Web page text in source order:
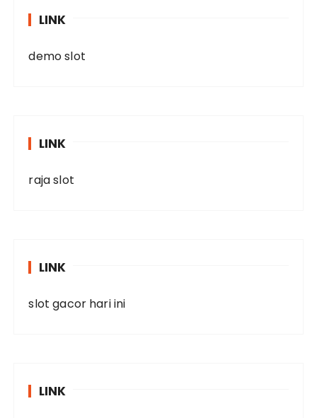
LINK
demo slot
LINK
raja slot
LINK
slot gacor hari ini
LINK